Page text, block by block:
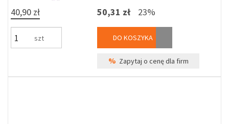
40,90 zł
szt
50,31 zł 23%
DO KOSZYKA
% Zapytaj o cenę dla firm